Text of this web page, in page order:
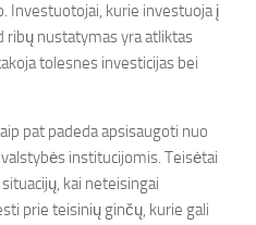
Investuotojai, kurie investuoja į
ribų nustatymas yra atliktas
tolesnes investicijas bei
pat padeda apsisaugoti nuo
institucijomis. Teisėtai
kai neteisingai
prie teisinių ginčų, kurie gali